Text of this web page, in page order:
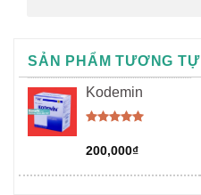
SẢN PHẨM TƯƠNG TỰ
Kodemin
hạng5.00
5 sao
200,000₫